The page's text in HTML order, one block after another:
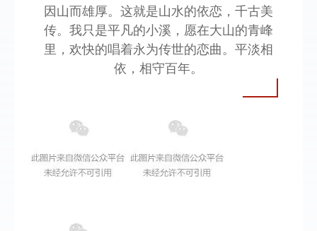
因山而雄厚。这就是山水的依恋，千古美
传。我只是平凡的小溪，愿在大山的青峰
里，欢快的唱着永为传世的恋曲。平淡相
依，相守百年。